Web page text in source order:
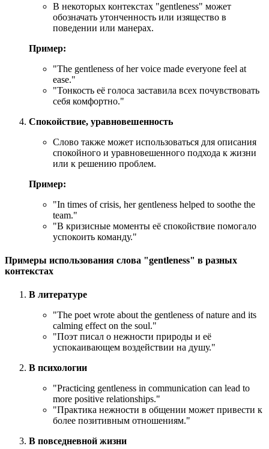
В некоторых контекстах "gentleness" может
обозначать утонченность или изящество в
поведении или манерах.
Пример:
"The gentleness of her voice made everyone feel at
ease."
"Тонкость её голоса заставила всех почувствовать
себя комфортно."
Спокойствие, уравновешенность
Слово также может использоваться для описания
спокойного и уравновешенного подхода к жизни
или к решению проблем.
Пример:
"In times of crisis, her gentleness helped to soothe the
team."
"В кризисные моменты её спокойствие помогало
успокоить команду."
Примеры использования слова "gentleness" в разных
контекстах
В литературе
"The poet wrote about the gentleness of nature and its
calming effect on the soul."
"Поэт писал о нежности природы и её
успокаивающем воздействии на душу."
В психологии
"Practicing gentleness in communication can lead to
more positive relationships."
"Практика нежности в общении может привести к
более позитивным отношениям."
В повседневной жизни